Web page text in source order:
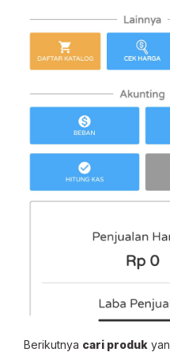
Berikutnya cari produk